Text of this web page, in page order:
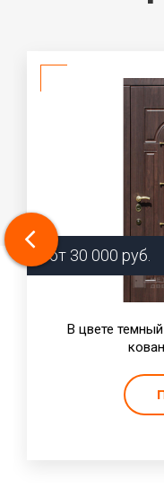
от 30 000 руб.
В цвете